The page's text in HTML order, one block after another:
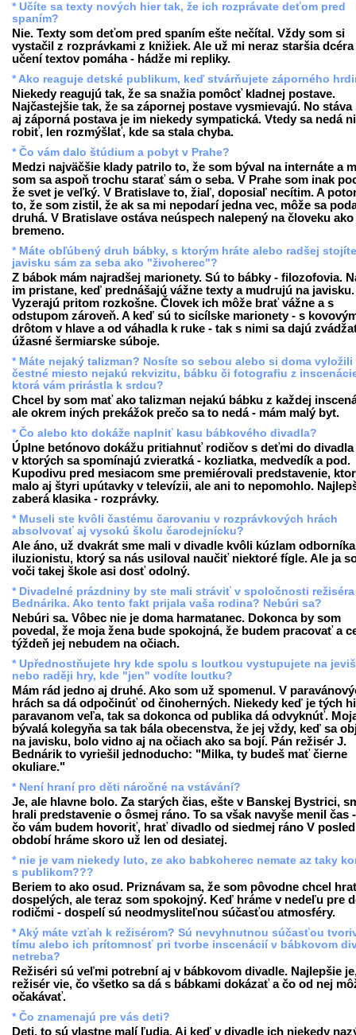
* Učíte sa texty nových hier tak, že ich rozprávate deťom pred
spaním?
Nie. Texty som deťom pred spaním ešte nečítal. Vždy som si
vystačil z rozprávkami z knižiek. Ale už mi neraz staršia
učení textov pomáha - hádže mi repliky.
* Ako reaguje detské publikum, keď stvárňujete záporného
Niekedy reagujú tak, že sa snažia pomôcť kladnej postave.
Najčastejšie tak, že sa zápornej postave vysmievajú. No stáva
aj záporná postava je im niekedy sympatická. Vtedy sa nedá
robiť, len rozmýšlať, kde sa stala chyba.
* Čo vám dalo štúdium a pobyt v Prahe?
Medzi najväčšie klady patrilo to, že som býval na internáte a
som sa aspoň trochu starať sám o seba. V Prahe som inak
že svet je veľký. V Bratislave to, žiaľ, doposiaľ necítim. A
to, že som zistil, že ak sa mi nepodarí jedna vec, môže sa
druhá. V Bratislave ostáva neúspech nalepený na človeku ako
bremeno.
* Máte obľúbený druh bábky, s ktorým hráte alebo radšej
javisku sám za seba ako "živoherec"?
Z bábok mám najradšej marionety. Sú to bábky - filozofovia.
im pristane, keď prednášajú vážne texty a mudrujú na javisku.
Vyzerajú pritom rozkošne. Človek ich môže brať vážne a s
odstupom zároveň. A keď sú to sicílske marionety - s
drôtom v hlave a od váhadla k ruke - tak s nimi sa dajú
úžasné šermiarske súboje.
* Máte nejaký talizman? Nosíte so sebou alebo si doma vyložili
čestné miesto nejakú rekvizitu, bábku či fotografiu z
ktorá vám prirástla k srdcu?
Chcel by som mať ako talizman nejakú bábku z každej
ale okrem iných prekážok prečo sa to nedá - mám malý byt.
* Čo alebo kto dokáže naplniť kasu bábkového divadla?
Úplne betónovo dokážu pritiahnuť rodičov s deťmi do
v ktorých sa spomínajú zvieratká - kozliatka, medvedík a pod.
Kupodivu pred mesiacom sme premiérovali predstavenie,
malo aj štyri upútavky v televízii, ale ani to nepomohlo.
zaberá klasika - rozprávky.
* Museli ste kvôli častému čarovaniu v rozprávkových hrách
absolvovať aj vysokú školu čarodejnícku?
Ale áno, už dvakrát sme mali v divadle kvôli kúzlam odborníka
iluzionistu, ktorý sa nás usiloval naučiť niektoré fígle. Ale ja
voči takej škole asi dosť odolný.
* Divadelné prázdniny by ste mali stráviť v spoločnosti režiséra
Bednárika. Ako tento fakt prijala vaša rodina? Nebúri sa?
Nebúri sa. Vôbec nie je doma harmatanec. Dokonca by som
povedal, že moja žena bude spokojná, že budem pracovať a
týždeň jej nebudem na očiach.
* Upřednostňujete hry kde spolu s loutkou vystupujete na
nebo raději hry, kde "jen" vodíte loutku?
Mám rád jedno aj druhé. Ako som už spomenul. V
hrách sa dá odpočinúť od činoherných. Niekedy keď je tých
paravanom veľa, tak sa dokonca od publika dá odvyknúť.
bývalá kolegyňa sa tak bála obecenstva, že jej vždy, keď sa
na javisku, bolo vidno aj na očiach ako sa bojí. Pán režisér J.
Bednárik to vyriešil jednoducho: "Milka, ty budeš mať čierne
okuliare."
* Není hraní pro děti náročné na vstávání?
Je, ale hlavne bolo. Za starých čias, ešte v Banskej Bystrici,
hrali predstavenie o ôsmej ráno. To sa však navyše menil čas
čo vám budem hovoriť, hrať divadlo od siedmej ráno V
období hráme skoro už len od desiatej.
* nie je vam niekedy luto, ze ako babkoherec nemate az taky
s publikom???
Beriem to ako osud. Priznávam sa, že som pôvodne chcel
dospelých, ale teraz som spokojný. Keď hráme v nedeľu pre
rodičmi - dospelí sú neodmysliteľnou súčasťou atmosféry.
* Aký máte vzťah k režisérom? Sú nevyhnutnou súčasťou
tímu alebo ich prítomnosť pri tvorbe inscenácií v bábkovom
netreba?
Režiséri sú veľmi potrební aj v bábkovom divadle. Najlepšie
režisér vie, čo všetko sa dá s bábkami dokázať a čo od nej
očakávať.
* Čo znamenajú pre vás deti?
Deti, to sú vlastne malí ľudia. Aj keď v divadle ich niekedy